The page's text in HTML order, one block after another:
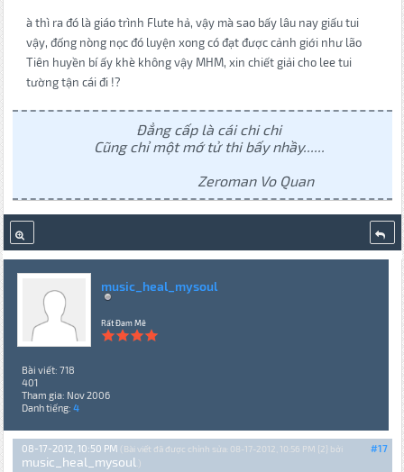
à thì ra đó là giáo trình Flute hả, vậy mà sao bấy lâu nay giấu tui
vậy, đống nòng nọc đó luyện xong có đạt được cảnh giới như lão
Tiên huyền bí ấy khè không vậy MHM, xin chiết giải cho lee tui
tường tận cái đi !?
Đẳng cấp là cái chi chi
Cũng chỉ một mớ tử thi bấy nhầy......
Zeroman Vo Quan
music_heal_mysoul
Rất Đam Mê
Bài viết: 718
401
Tham gia: Nov 2006
Danh tiếng: 4
#17
08-17-2012, 10:50 PM (Bài viết đã được chỉnh sửa: 08-17-2012, 10:56 PM {2} bởi
music_heal_mysoul .)